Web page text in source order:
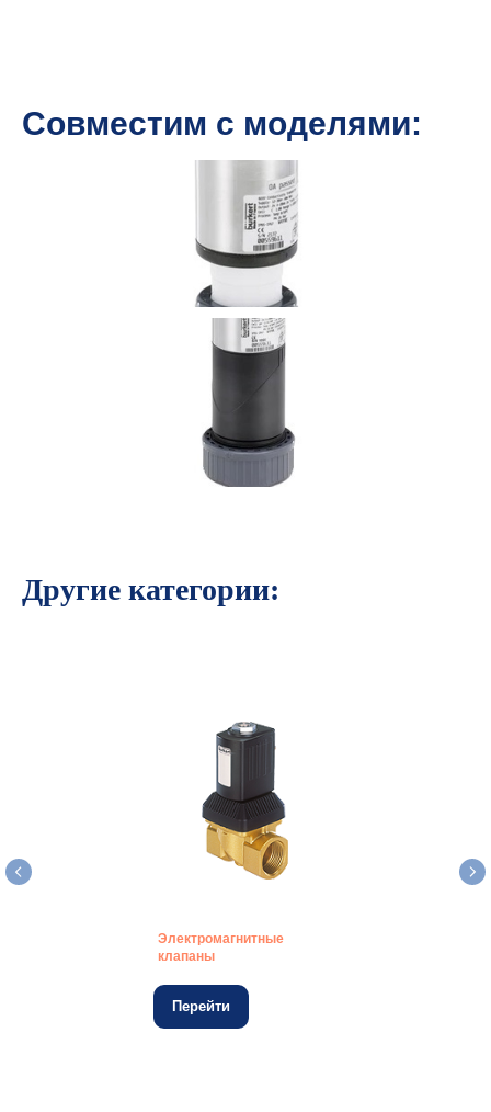
Совместим с моделями:
Другие категории:
Электромагнитные
клапаны
Перейти